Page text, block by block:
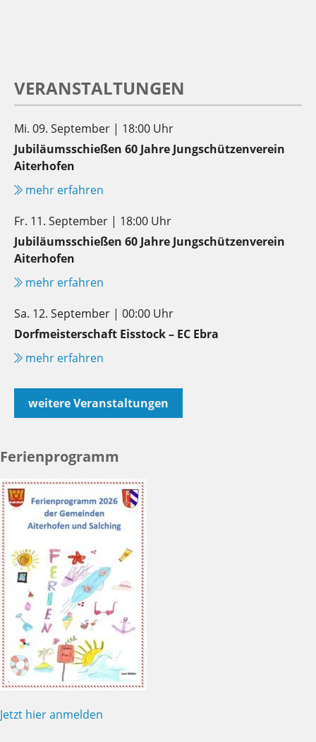
VERANSTALTUNGEN
Mi. 09. September | 18:00 Uhr
Jubiläumsschießen 60 Jahre Jungschützenverein
Aiterhofen
mehr erfahren
Fr. 11. September | 18:00 Uhr
Jubiläumsschießen 60 Jahre Jungschützenverein
Aiterhofen
mehr erfahren
Sa. 12. September | 00:00 Uhr
Dorfmeisterschaft Eisstock – EC Ebra
mehr erfahren
weitere Veranstaltungen
Ferienprogramm
Jetzt hier anmelden